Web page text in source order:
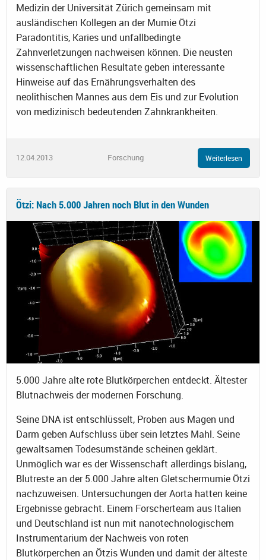
Medizin der Universität Zürich gemeinsam mit
ausländischen Kollegen an der Mumie Ötzi
Paradontitis, Karies und unfallbedingte
Zahnverletzungen nachweisen können. Die neusten
wissenschaftlichen Resultate geben interessante
Hinweise auf das Ernährungsverhalten des
neolithischen Mannes aus dem Eis und zur Evolution
von medizinisch bedeutenden Zahnkrankheiten.
12.04.2013 Forschung Weiterlesen
Ötzi: Nach 5.000 Jahren noch Blut in den Wunden
5.000 Jahre alte rote Blutkörperchen entdeckt. Ältester
Blutnachweis der modernen Forschung.
Seine DNA ist entschlüsselt, Proben aus Magen und
Darm geben Aufschluss über sein letztes Mahl. Seine
gewaltsamen Todesumstände scheinen geklärt.
Unmöglich war es der Wissenschaft allerdings bislang,
Blutreste an der 5.000 Jahre alten Gletschermumie Ötzi
nachzuweisen. Untersuchungen der Aorta hatten keine
Ergebnisse gebracht. Einem Forscherteam aus Italien
und Deutschland ist nun mit nanotechnologischem
Instrumentarium der Nachweis von roten
Blutkörperchen an Ötzis Wunden und damit der älteste